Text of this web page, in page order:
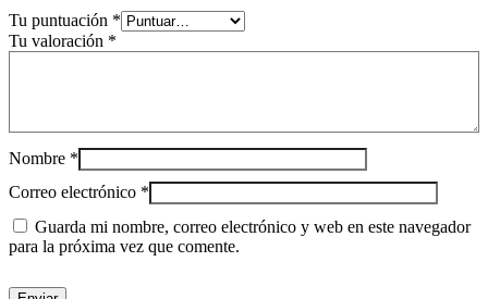
Tu puntuación *
Tu valoración *
Nombre *
Correo electrónico *
Guarda mi nombre, correo electrónico y web en este navegador
para la próxima vez que comente.